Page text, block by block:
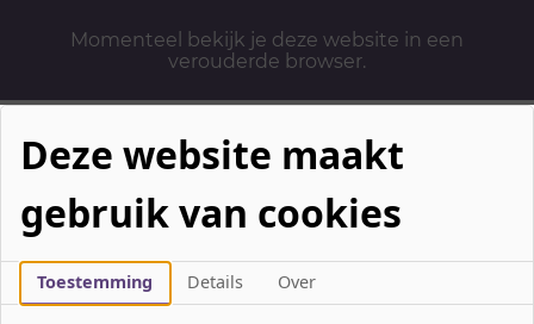
Momenteel bekijk je deze website in een
verouderde browser.
Mbo-opleidingen
Werken & Leren
Mavo / havo / vwo
Deze website maakt
gebruik van cookies
Toestemming Details Over